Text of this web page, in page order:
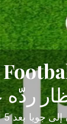
جبل
دوري الدرجة